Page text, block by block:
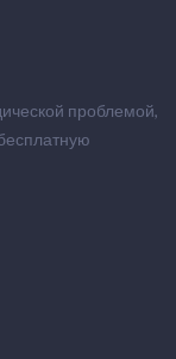
проблемой,